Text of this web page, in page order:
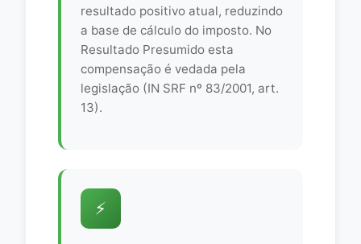
resultado positivo atual, reduzindo
a base de cálculo do imposto. No
Resultado Presumido esta
compensação é vedada pela
legislação (IN SRF nº 83/2001, art.
13).
⚡